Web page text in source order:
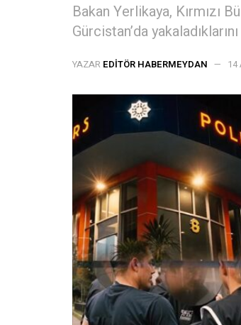
Bakan Yerlikaya, Kırmızı
Gürcistan’da
YAZAR EDITÖR HABERMEYDAN 14